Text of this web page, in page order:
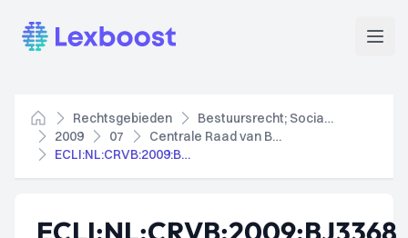
Lexboost
Home
Rechtsgebieden
Bestuursrecht; Socialezekerheidsrecht
2009
07
Centrale Raad van Beroep
ECLI:NL:CRVB:2009:BJ3368